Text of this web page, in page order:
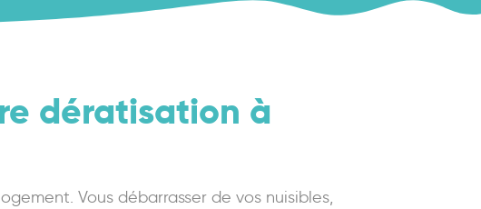
dératisation à
Vous débarrasser de vos nuisibles,